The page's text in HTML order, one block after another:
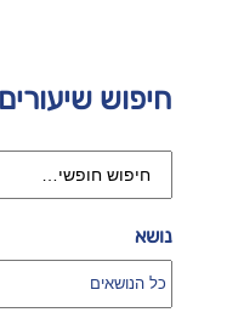
חיפוש שיעורים
נושא